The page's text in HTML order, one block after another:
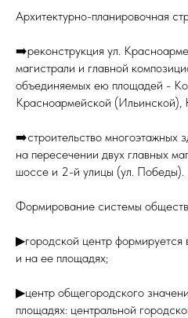
Архитектурно-планировочная
➡️реконструкция ул.
магистрали и главной
объединяемых ею площадей -
Красноармейской (Ильинской),
➡️строительство многоэтажных
на пересечении двух главных
шоссе и 2-й улицы (ул. Победы).
Формирование системы
▶городской центр формируется
и на ее площадях;
▶центр общегородского
площадях: центральной